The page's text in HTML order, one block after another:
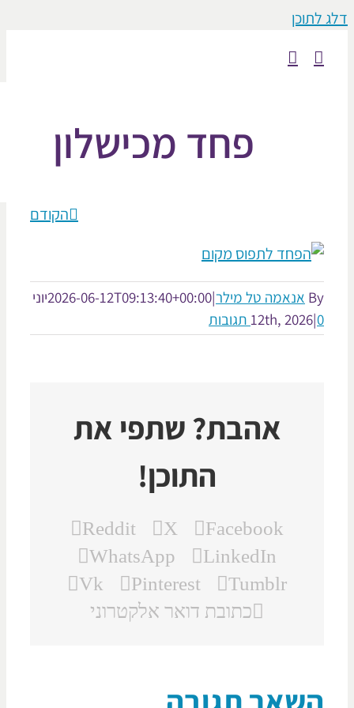
פחד מכישלון
הקודם
אנאמה טל מילר|
2026-06-12T09:13:40+00:00יוני
12th, 2026
אהבת? שתפי את
התוכן!
Facebook
X
Reddit
LinkedIn
WhatsApp
Tumblr
Pinterest
Vk
כתובת דואר אלקטרוני